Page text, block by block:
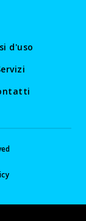
d'uso